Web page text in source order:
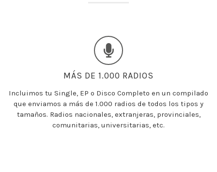
MÁS DE 1.000 RADIOS
Incluimos tu Single, EP o Disco Completo en un compilado
que enviamos a más de 1.000 radios de todos los tipos y
tamaños. Radios nacionales, extranjeras, provinciales,
comunitarias, universitarias, etc.